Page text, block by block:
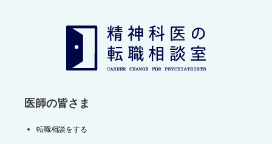
医師の皆さま
転職相談をする